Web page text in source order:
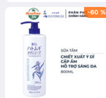
(SL có hạn)
-60 %